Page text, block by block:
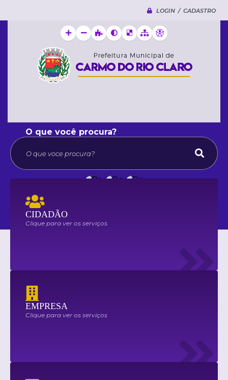
LOGIN / CADASTRO
O que voce procura?
CIDADÃO
Clique para ver os serviços
EMPRESA
Clique para ver os serviços